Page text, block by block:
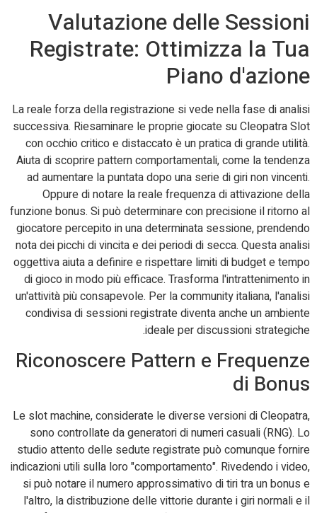
Valutazione delle Sessioni
Registrate: Ottimizza la Tua
Piano d'azione
La reale forza della registrazione si vede nella fase di analisi
successiva. Riesaminare le proprie giocate su Cleopatra Slot
con occhio critico e distaccato è un pratica di grande utilità.
Aiuta di scoprire pattern comportamentali, come la tendenza
ad aumentare la puntata dopo una serie di giri non vincenti.
Oppure di notare la reale frequenza di attivazione della
funzione bonus. Si può determinare con precisione il ritorno al
giocatore percepito in una determinata sessione, prendendo
nota dei picchi di vincita e dei periodi di secca. Questa analisi
oggettiva aiuta a definire e rispettare limiti di budget e tempo
di gioco in modo più efficace. Trasforma l'intrattenimento in
un'attività più consapevole. Per la community italiana, l'analisi
condivisa di sessioni registrate diventa anche un ambiente
ideale per discussioni strategiche.
Riconoscere Pattern e Frequenze
di Bonus
Le slot machine, considerate le diverse versioni di Cleopatra,
sono controllate da generatori di numeri casuali (RNG). Lo
studio attento delle sedute registrate può comunque fornire
indicazioni utili sulla loro "comportamento". Rivedendo i video,
si può notare il numero approssimativo di tiri tra un bonus e
l'altro, la distribuzione delle vittorie durante i giri normali e il